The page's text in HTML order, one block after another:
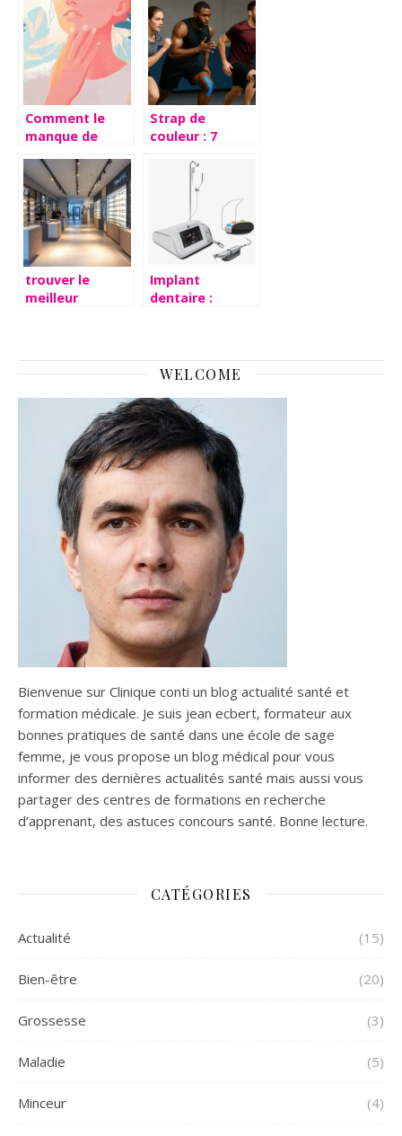
l’alopecie
canine : guide
complet des
remedes
naturels
boutique en
ligne pour
acheter du CBD
Comment le
manque de
aggrave la
boule dans la
gorge due au
stress : causes
et solutions
efficaces
Strap de
couleur : 7
incontournables
du K-Taping
pour booster
vos
performances
trouver le
meilleur
Implant
dentaire :
WELCOME
Bienvenue sur Clinique conti un blog actualité santé et
formation médicale. Je suis jean ecbert, formateur aux
bonnes pratiques de santé dans une école de sage
femme, je vous propose un blog médical pour vous
informer des dernières actualités santé mais aussi vous
partager des centres de formations en recherche
d’apprenant, des astuces concours santé. Bonne lecture.
CATÉGORIES
Actualité (15)
Bien-être (20)
Grossesse (3)
Maladie (5)
Minceur (4)